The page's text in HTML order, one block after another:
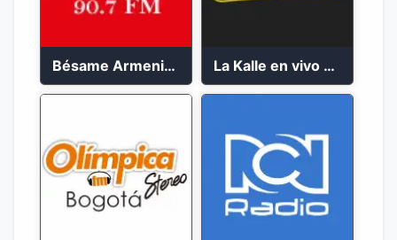
Bésame Armenia en vivo 2023 La Kalle en vivo 2023